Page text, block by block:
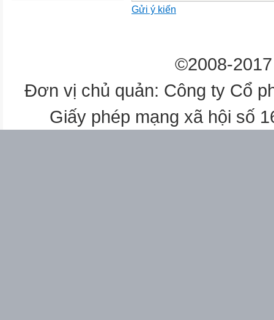
Gửi ý kiến
©2008-
Đơn vị chủ quản: Công ty Cổ
Giấy phép mạng xã hội số